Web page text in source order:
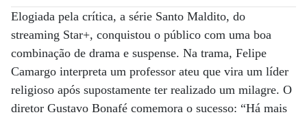
Elogiada pela crítica, a série Santo Maldito, do
streaming Star+, conquistou o público com uma boa
combinação de drama e suspense. Na trama, Felipe
Camargo interpreta um professor ateu que vira um líder
religioso após supostamente ter realizado um milagre. O
diretor Gustavo Bonafé comemora o sucesso: “Há mais